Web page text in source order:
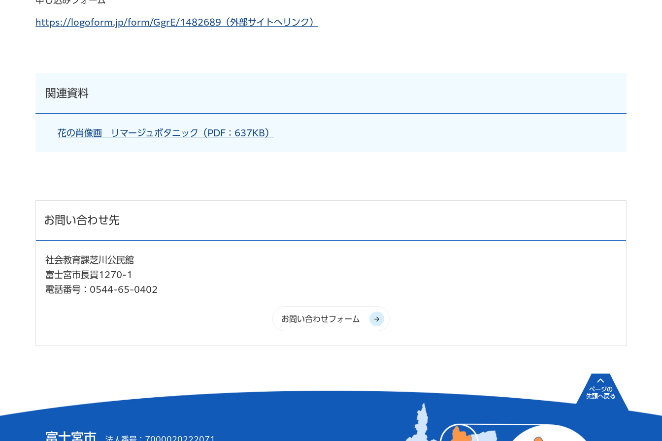
https://logoform.jp/form/GgrE/1482689（外部サイトへリンク）
関連資料
花の肖像画 リマージュボタニック（PDF：637KB）
お問い合わせ先
社会教育課芝川公民館
富士宮市長貫1270-1
電話番号：0544-65-0402
富士宮市
ページの
先頭へ戻る